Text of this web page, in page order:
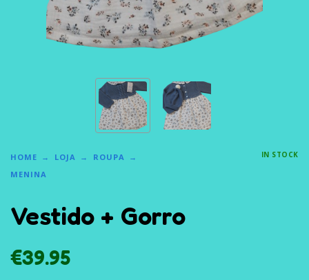
HOME LOJA
ROUPA
MENINA
IN STOCK
Vestido + Gorro
€39.95